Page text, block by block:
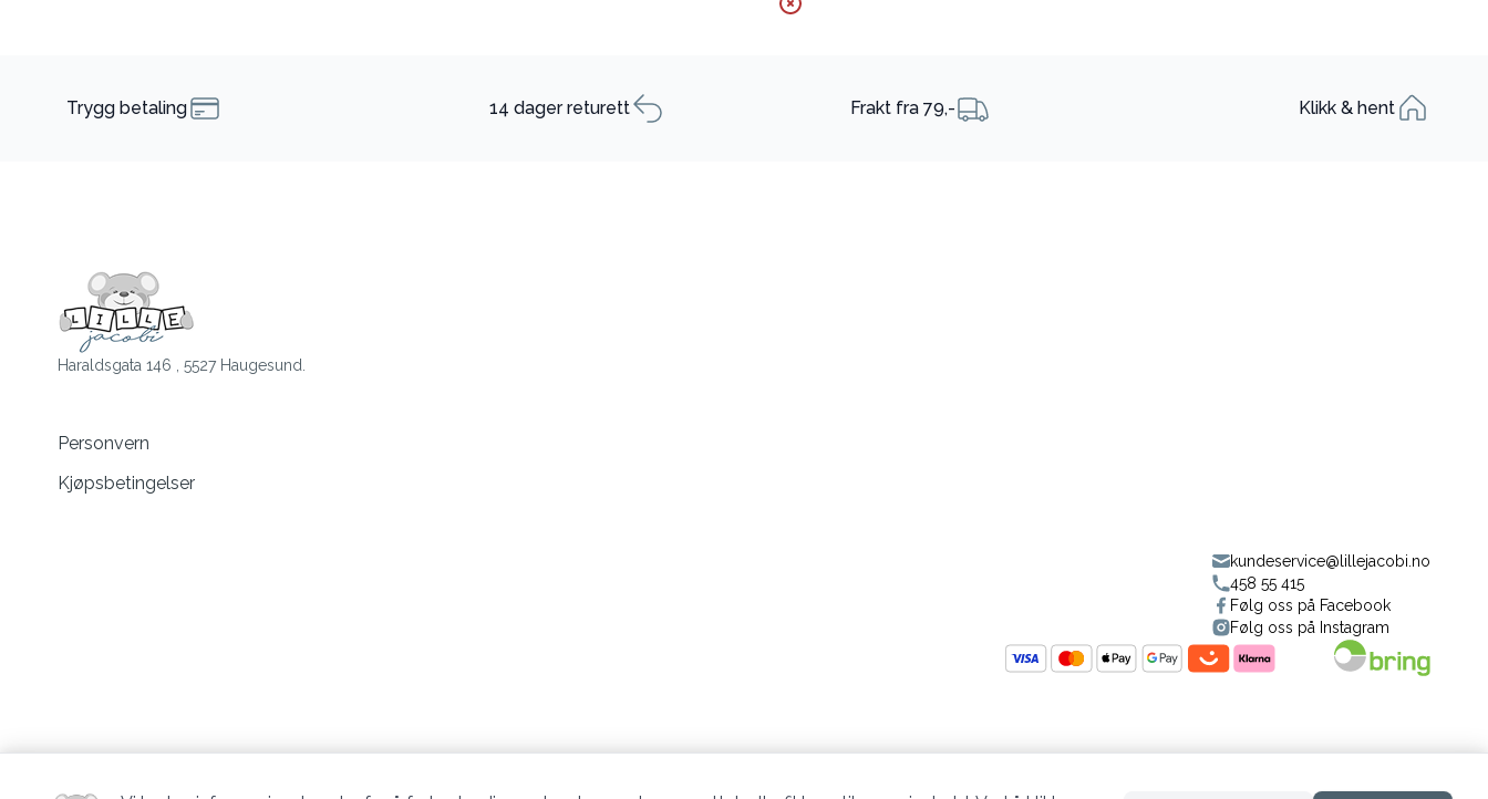
Trygg betaling 14 dager returett Frakt fra 79,- Klikk & hent
Haraldsgata 146 , 5527 Haugesund.
Personvern
Kjøpsbetingelser
kundeservice@lillejacobi.no
458 55 415
Følg oss på Facebook
Følg oss på Instagram